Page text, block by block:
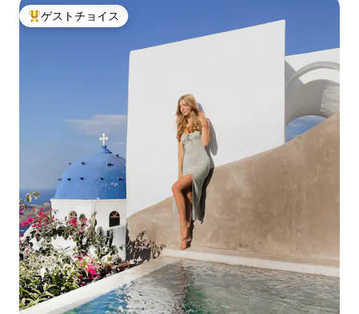
大好評のゲストチョイスです。
ゲストチョイス